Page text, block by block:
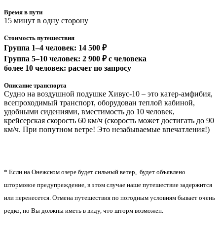
Время в пути
15 минут в одну сторону
Стоимость путешествия
Группа 1–4 человек: 14 500 ₽
Группа 5–10 человек: 2 900 ₽ с человека
более 10 человек: расчет по запросу
Описание транспорта
Судно на воздушной подушке Хивус-10 – это катер-амфибия,
всепроходимый транспорт, оборудован теплой кабиной,
удобными сидениями, вместимость до 10 человек,
крейсерская скорость 60 км/ч (скорость может достигать до 90
км/ч. При попутном ветре! Это незабываемые впечатления!)
* Если на Онежском озере будет сильный ветер, будет объявлено
штормовое предупреждение, в этом случае наше путешествие задержится
или перенесется. Отмена путешествия по погодным условиям бывает очень
редко, но Вы должны иметь в виду, что шторм возможен.